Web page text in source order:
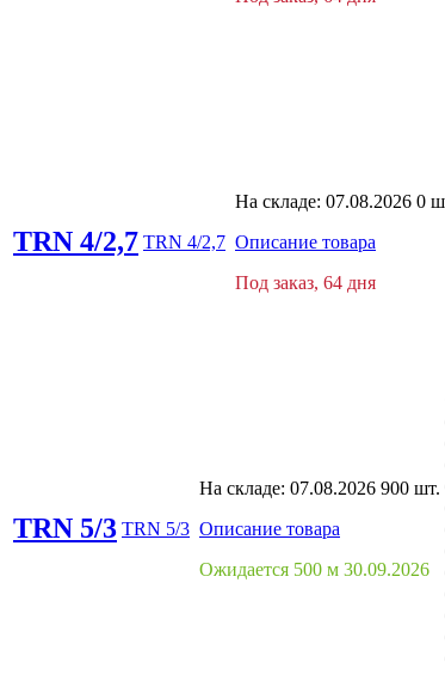
TRN 4/2,7 TRN 4/2,7
На складе: 07.08.2026 0
Описание товара
Под заказ, 64 дня
TRN 5/3 TRN 5/3
На складе: 07.08.2026 900 шт.
Описание товара
Ожидается 500 м 30.09.2026